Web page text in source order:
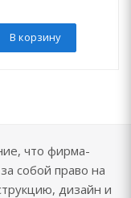
В корзину
что фирма-
собой право на
дизайн и